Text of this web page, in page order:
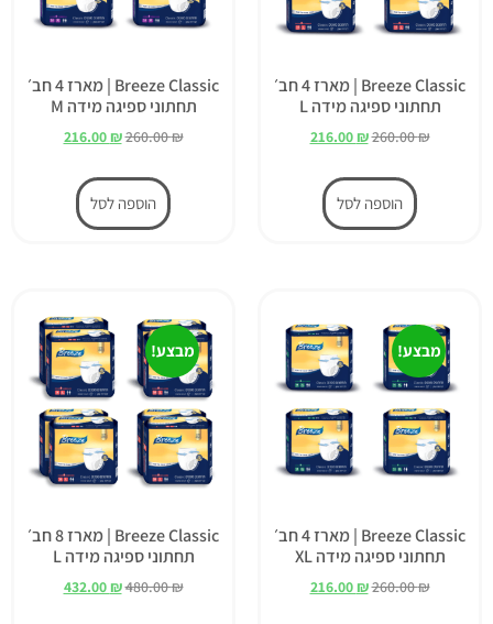
Breeze Classic | מארז 4 חב׳
תחתוני ספיגה מידה L
260.00₪
216.00₪
הוספה לסל
Breeze Classic | מארז 4 חב׳
תחתוני ספיגה מידה M
260.00₪
216.00₪
הוספה לסל
מבצע!
Breeze Classic | מארז 4 חב׳
תחתוני ספיגה מידה XL
260.00₪
216.00₪
מבצע!
Breeze Classic | מארז 8 חב׳
תחתוני ספיגה מידה L
480.00₪
432.00₪